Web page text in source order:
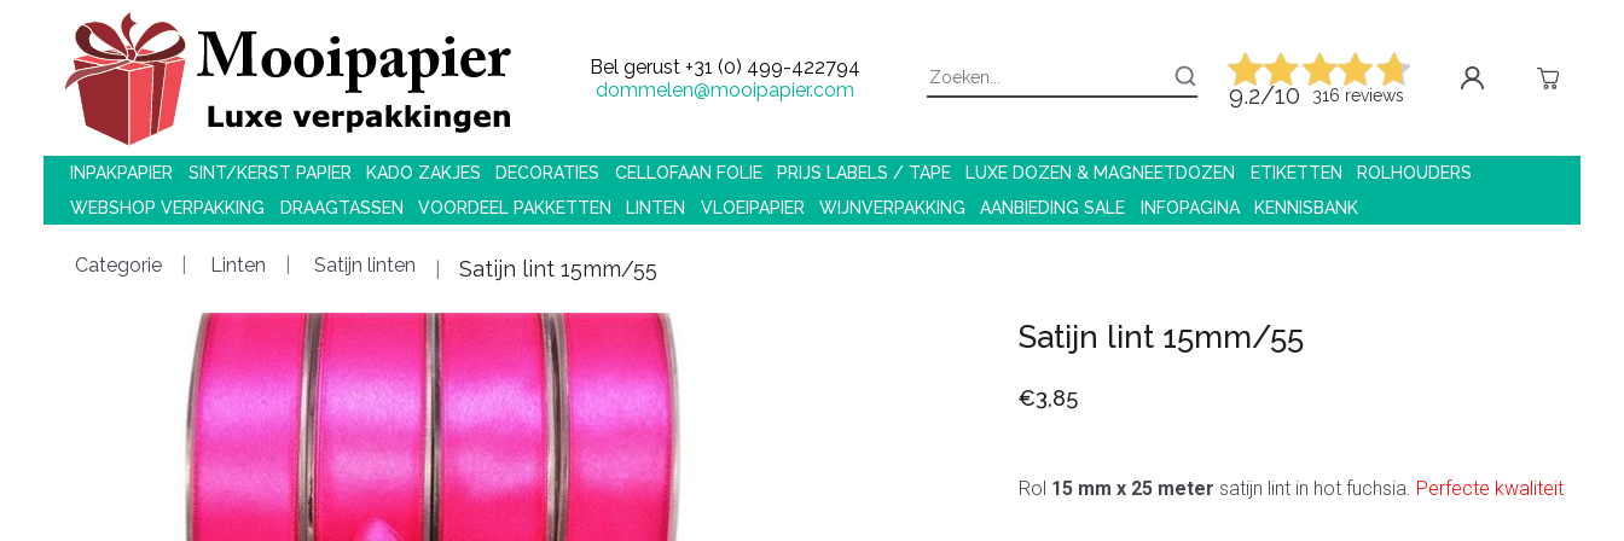
Bel gerust +31 (0) 499-422794
dommelen@mooipapier.com
9.2/10 316 reviews
INPAKPAPIER SINT/KERST PAPIER KADO ZAKJES DECORATIES CELLOFAAN FOLIE PRIJS LABELS / TAPE LUXE DOZEN & MAGNEETDOZEN ETIKETTEN
ROLHOUDERS
WEBSHOP VERPAKKING
DRAAGTASSEN VOORDEEL PAKKETTEN LINTEN VLOEIPAPIER WIJNVERPAKKING AANBIEDING SALE INFOPAGINA KENNISBANK
Categorie Linten Satijn linten Satijn lint 15mm/55
Satijn lint 15mm/55
€3,85
Rol 15 mm x 25 meter satijn lint in hot fuchsia. Perfecte kwaliteit